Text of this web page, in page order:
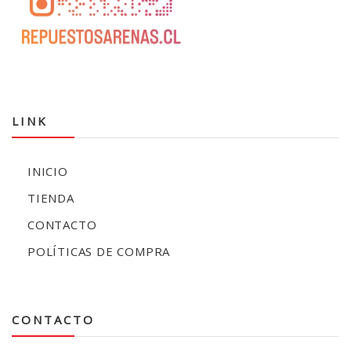
LINK
INICIO
TIENDA
CONTACTO
POLÍTICAS DE COMPRA
CONTACTO